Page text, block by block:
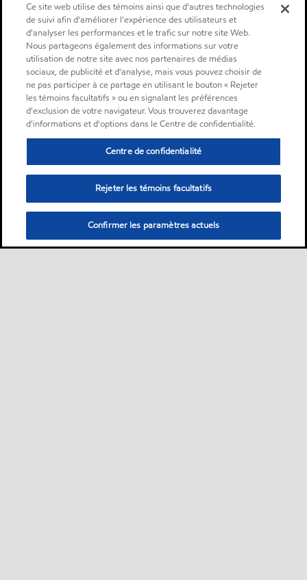
Ce site web utilise des témoins ainsi que d'autres technologies
de suivi afin d'améliorer l'expérience des utilisateurs et
d'analyser les performances et le trafic sur notre site Web.
Nous partageons également des informations sur votre
utilisation de notre site avec nos partenaires de médias
sociaux, de publicité et d'analyse, mais vous pouvez choisir de
ne pas participer à ce partage en utilisant le bouton « Rejeter
les témoins facultatifs » ou en signalant les préférences
d'exclusion de votre navigateur. Vous trouverez davantage
d'informations et d'options dans le Centre de confidentialité.
Centre de confidentialité
Rejeter les témoins facultatifs
Confirmer les paramètres actuels